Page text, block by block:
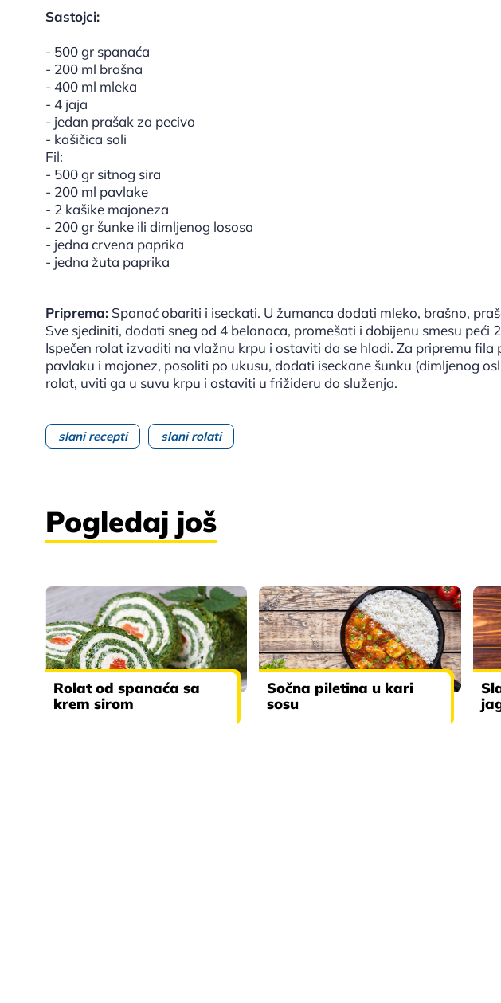
Sastojci:
- 500 gr spanaća
- 200 ml brašna
- 400 ml mleka
- 4 jaja
- jedan prašak za pecivo
- kašičica soli
Fil:
- 500 gr sitnog sira
- 200 ml pavlake
- 2 kašike majoneza
- 200 gr šunke ili dimljenog lososa
- jedna crvena paprika
- jedna žuta paprika
Priprema: Spanać obariti i iseckati. U žumanca dodati mleko, brašno,
Sve sjediniti, dodati sneg od 4 belanaca, promešati i dobijenu smesu peći
Ispečen rolat izvaditi na vlažnu krpu i ostaviti da se hladi. Za pripremu fila
pavlaku i majonez, posoliti po ukusu, dodati iseckane šunku (dimljenog
rolat, uviti ga u suvu krpu i ostaviti u frižideru do služenja.
slani recepti slani rolati
Pogledaj još
Rolat od spanaća sa
krem sirom
Sočna piletina u kari
sosu